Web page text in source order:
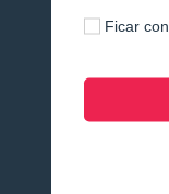
Ficar